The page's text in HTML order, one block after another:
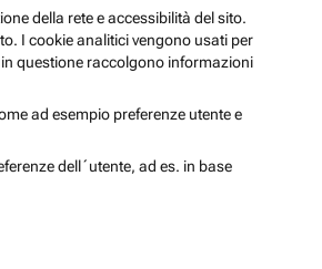
della rete e accessibilità del sito.
I cookie analitici vengono usati per
questione raccolgono informazioni
ad esempio preferenze utente e
dell´utente, ad es. in base